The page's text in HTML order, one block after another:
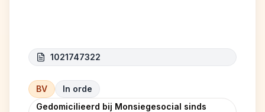
1021747322
BV
In orde
Gedomicilieerd bij Monsiegesocial sinds